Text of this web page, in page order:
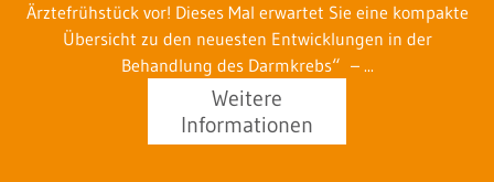
Ärztefrühstück vor! Dieses Mal erwartet Sie eine kompakte
Übersicht zu den neuesten Entwicklungen in der
Behandlung des Darmkrebs“ – ...
Weitere
Informationen